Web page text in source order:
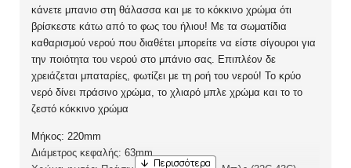
κάνετε μπανιο στη θάλασσα και με το κόκκινο χρώμα ότι
βρίσκεστε κάτω από το φως του ήλιου! Με τα σωματίδια
καθαρισμού νερού που διαθέτει μπορείτε να είστε σίγουροι για
την ποιότητα του νερού στο μπάνιο σας. Επιπλέον δε
χρειάζεται μπαταρίες, φωτίζει με τη ροή του νερού! Το κρύο
νερό δίνει πράσινο χρώμα, το χλιαρό μπλε χρώμα και το το
ζεστό κόκκινο χρώμα
Μήκος: 220mm
Διάμετρος κεφαλής: 63mm